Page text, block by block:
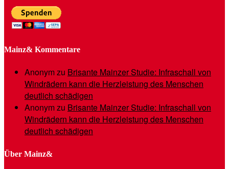
Mainz& Kommentare
Anonymzu Brisante Mainzer Studie: Infraschall von
Windrädern kann die Herzleistung des Menschen
deutlich schädigen
Anonymzu Brisante Mainzer Studie: Infraschall von
Windrädern kann die Herzleistung des Menschen
deutlich schädigen
Über Mainz&